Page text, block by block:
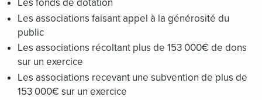
Les fonds de dotation
Les associations faisant appel à la générosité du
public
Les associations récoltant plus de 153 000€ de dons
sur un exercice
Les associations recevant une subvention de plus de
153 000€ sur un exercice